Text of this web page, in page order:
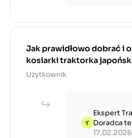
Jak prawidłowo dobrać i
kosiarki traktorka
Użytkownik
Ekspert
Doradca
17.02.2026